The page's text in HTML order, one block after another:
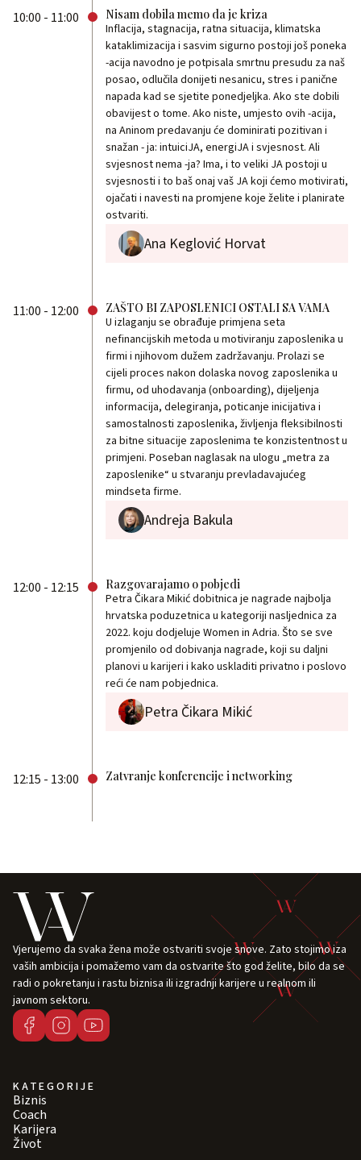
10:00 - 11:00 Nisam dobila memo da je kriza
Inflacija, stagnacija, ratna situacija, klimatska
kataklimizacija i sasvim sigurno postoji još poneka
-acija navodno je potpisala smrtnu presudu za naš
posao, odlučila donijeti nesanicu, stres i panične
napada kad se sjetite ponedjeljka. Ako ste dobili
obavijest o tome. Ako niste, umjesto ovih -acija,
na Aninom predavanju će dominirati pozitivan i
snažan - ja: intuiciJA, energiJA i svjesnost. Ali
svjesnost nema -ja? Ima, i to veliki JA postoji u
svjesnosti i to baš onaj vaš JA koji ćemo motivirati,
ojačati i navesti na promjene koje želite i planirate
ostvariti.
Ana Keglović Horvat
11:00 - 12:00 ZAŠTO BI ZAPOSLENICI OSTALI SA VAMA
U izlaganju se obrađuje primjena seta
nefinancijskih metoda u motiviranju zaposlenika u
firmi i njihovom dužem zadržavanju. Prolazi se
cijeli proces nakon dolaska novog zaposlenika u
firmu, od uhodavanja (onboarding), dijeljenja
informacija, delegiranja, poticanje inicijativa i
samostalnosti zaposlenika, življenja fleksibilnosti
za bitne situacije zaposlenima te konzistentnost u
primjeni. Poseban naglasak na ulogu „metra za
zaposlenike“ u stvaranju prevladavajućeg
mindseta firme.
Andreja Bakula
12:00 - 12:15 Razgovarajamo o pobjedi
Petra Čikara Mikić dobitnica je nagrade najbolja
hrvatska poduzetnica u kategoriji nasljednica za
2022. koju dodjeluje Women in Adria. Što se sve
promjenilo od dobivanja nagrade, koji su daljni
planovi u karijeri i kako uskladiti privatno i poslovo
reći će nam pobjednica.
Petra Čikara Mikić
12:15 - 13:00 Zatvranje konferencije i networking
Vjerujemo da svaka žena može ostvariti svoje snove. Zato stojimo iza
vaših ambicija i pomažemo vam da ostvarite što god želite, bilo da se
radi o pokretanju i rastu biznisa ili izgradnji karijere u realnom ili
javnom sektoru.
KATEGORIJE
Biznis
Coach
Karijera
Život